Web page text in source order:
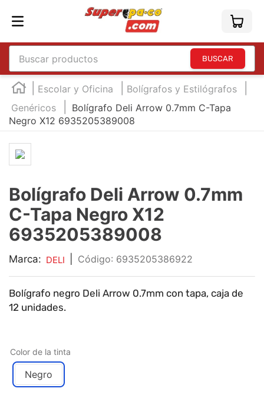
Buscar productos
Escolar y Oficina
Bolígrafos y Estilógrafos
Genéricos
Bolígrafo Deli Arrow 0.7mm C-Tapa
Negro X12 6935205389008
Bolígrafo Deli Arrow 0.7mm
C-Tapa Negro X12
6935205389008
Marca: DELI : 6935205386922
Bolígrafo negro Deli Arrow 0.7mm con tapa, caja de
12 unidades.
Color de la tinta
Negro
TÉRMINOS MÁS BUSCADOS
england
2.
marcador e300
3.
4.
mouse
.
marcadores
7.
audifonos
impresora
10
masa moldear vaso 150gr